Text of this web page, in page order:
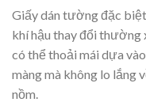
Giấy dán tường đặc
khí hậu thay đổi thường
có thể thoải mái dựa
màng mà không lo lắng
nồm.